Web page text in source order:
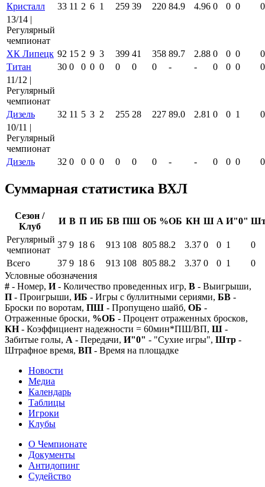
Кристалл
33 11 2 6 1 259 39 220 84.9 4.96 0 0 0
0
13/14 |
Регулярный
чемпионат
ХК Липецк 92 15 2 9 3 399 41 358 89.7 2.88 0 0 0
0
Титан
30 0 0 0 0 0 0 0 - - 0 0 0
0
11/12 |
Регулярный
чемпионат
Дизель
32 11 5 3 2 255 28 227 89.0 2.81 0 0 1
0
10/11 |
Регулярный
чемпионат
Дизель
32 0 0 0 0 0 0 0 - - 0 0 0 0
Суммарная статистика ВХЛ
Сезон /
Клуб
И В П ИБ БВ ПШ ОБ %ОБ КН Ш А И"0"
Регулярный
чемпионат
37 9 18 6 913 108 805 88.2 3.37 0 0 1
0
Всего
37 9 18 6 913 108 805 88.2 3.37 0 0 1
0
Условные обозначения
# - Номер, И- Количество проведенных игр, В - Выигрыши,
П - Проигрыши, ИБ - Игры с буллитными сериями, БВ -
Броски по воротам, ПШ - Пропущено шайб, ОБ -
Отраженные броски, %ОБ - Процент отраженных бросков,
КН- Коэффициент надежности = 60мин*ПШ/ВП, Ш -
Забитые голы, А - Передачи, И"0" - "Сухие игры", Штр -
Штрафное время, ВП - Время на площадке
Новости
Медиа
Календарь
Таблицы
Игроки
Клубы
О Чемпионате
Документы
Антидопинг
Судейство